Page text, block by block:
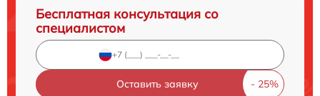
Бесплатная консультация со
специалистом
Оставить заявку